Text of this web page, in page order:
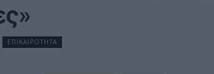
ΕΠΙΚΑΙΡΟΤΗΤΑ